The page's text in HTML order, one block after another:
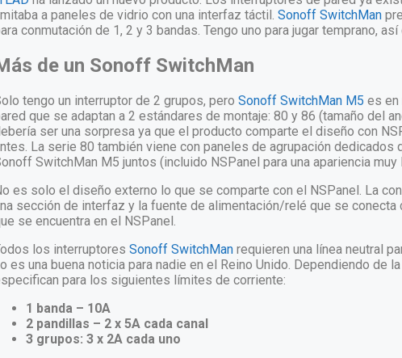
a paneles de vidrio con una interfaz táctil. Sonoff SwitchMan
conmutación de 1, 2 y 3 bandas. Tengo uno para jugar temprano,
de un Sonoff SwitchMan
tengo un interruptor de 2 grupos, pero Sonoff SwitchMan M5 es en
que se adaptan a 2 estándares de montaje: 80 y 86 (tamaño del
ser una sorpresa ya que el producto comparte el diseño con
La serie 80 también viene con paneles de agrupación dedicados
SwitchMan M5 juntos (incluido NSPanel para una apariencia muy
es solo el diseño externo lo que se comparte con el NSPanel. La
sección de interfaz y la fuente de alimentación/relé que se conecta
se encuentra en el NSPanel.
los interruptores Sonoff SwitchMan requieren una línea neutral
es una buena noticia para nadie en el Reino Unido. Dependiendo de
para los siguientes límites de corriente:
1 banda – 10A
2 pandillas – 2 x 5A cada canal
3 grupos: 3 x 2A cada uno